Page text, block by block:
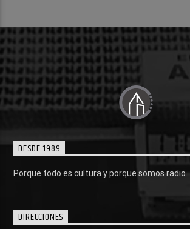
DESDE 1989
Porque todo es cultura y porque somos radio.
DIRECCIONES